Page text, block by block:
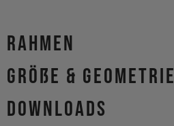
Rahmen
Größe & Geometrie
Downloads